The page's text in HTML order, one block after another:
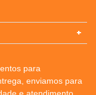
para
enviamos para